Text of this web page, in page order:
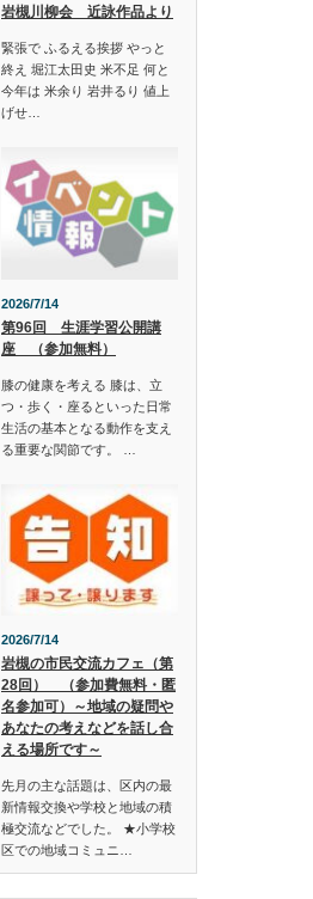
岩槻川柳会 近詠作品より
緊張で ふるえる挨拶 やっと
終え 堀江太田史 米不足 何と
今年は 米余り 岩井るり 値上
げせ…
2026/7/14
第96回 生涯学習公開講
座 （参加無料）
膝の健康を考える 膝は、立
つ・歩く・座るといった日常
生活の基本となる動作を支え
る重要な関節です。 …
2026/7/14
岩槻の市民交流カフェ（第
28回） （参加費無料・匿
名参加可）～地域の疑問や
あなたの考えなどを話し合
える場所です～
先月の主な話題は、区内の最
新情報交換や学校と地域の積
極交流などでした。 ★小学校
区での地域コミュニ…